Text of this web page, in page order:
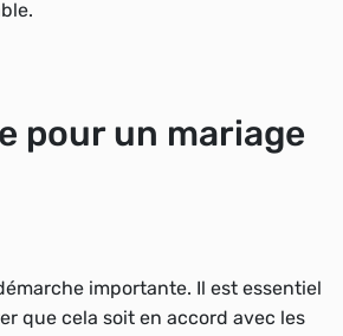
pour un mariage
importante. Il est essentiel
que cela soit en accord avec les